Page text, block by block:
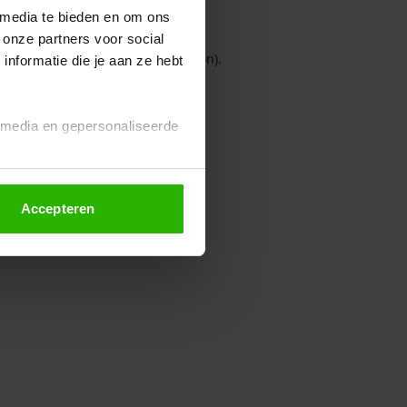
te bieden en om ons
partners voor social
die je aan ze hebt
en gepersonaliseerde
altijd wijzigen of
Accepteren
console for more information).